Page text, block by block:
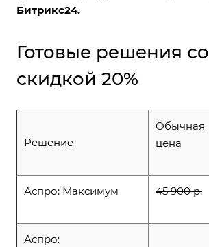
Битрикс24.
Готовые решения со
скидкой 20%
Решение
Обычная
цена
Аспро: Максимум 45 900 р.
Аспро: